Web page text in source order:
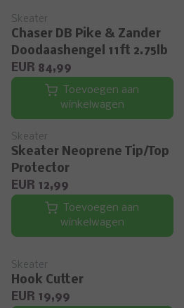
Skeater
Chaser DB Pike & Zander
Doodaashengel 11ft 2.75lb
EUR 84,99
Toevoegen aan
winkelwagen
Skeater
Skeater Neoprene Tip/Top
Protector
EUR 12,99
Toevoegen aan
winkelwagen
Skeater
Hook Cutter
EUR 19,99